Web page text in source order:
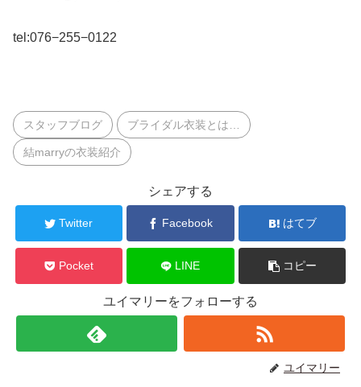
tel:076−255−0122
スタッフブログ ブライダル衣装とは…
結marryの衣装紹介
シェアする
Twitter Facebook はてブ
Pocket LINE コピー
ユイマリーをフォローする
ユイマリー